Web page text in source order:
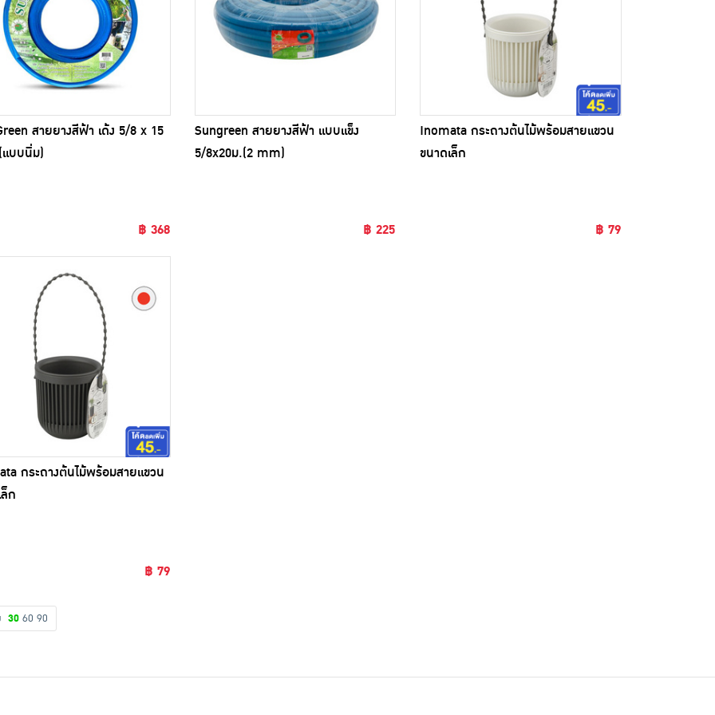
สายยางสีฟ้า เด้ง 5/8 x 15
แบบนิ่ม)
฿ 368
Sungreen สายยางสีฟ้า แบบแข็ง
5/8x20ม.(2 mm)
฿ 225
Inomata กระถางต้นไม้พร้อมสายแขวน
ขนาดเล็ก
฿ 79
กระถางต้นไม้พร้อมสายแขวน
ก
฿ 79
30 60 90